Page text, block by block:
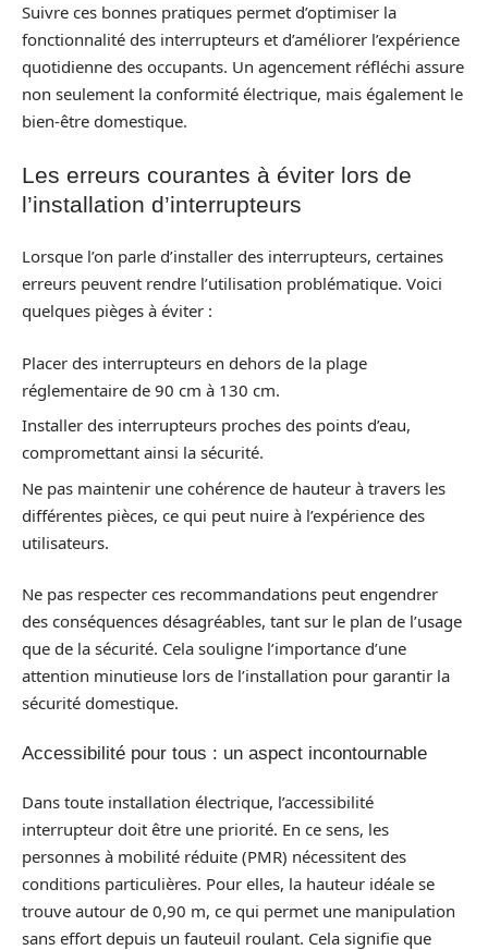
Suivre ces bonnes pratiques permet d’optimiser la
fonctionnalité des interrupteurs et d’améliorer l’expérience
quotidienne des occupants. Un agencement réfléchi assure
non seulement la conformité électrique, mais également le
bien-être domestique.
Les erreurs courantes à éviter lors de
l’installation d’interrupteurs
Lorsque l’on parle d’installer des interrupteurs, certaines
erreurs peuvent rendre l’utilisation problématique. Voici
quelques pièges à éviter :
Placer des interrupteurs en dehors de la plage
réglementaire de 90 cm à 130 cm.
Installer des interrupteurs proches des points d’eau,
compromettant ainsi la sécurité.
Ne pas maintenir une cohérence de hauteur à travers les
différentes pièces, ce qui peut nuire à l’expérience des
utilisateurs.
Ne pas respecter ces recommandations peut engendrer
des conséquences désagréables, tant sur le plan de l’usage
que de la sécurité. Cela souligne l’importance d’une
attention minutieuse lors de l’installation pour garantir la
sécurité domestique.
Accessibilité pour tous : un aspect incontournable
Dans toute installation électrique, l’accessibilité
interrupteur doit être une priorité. En ce sens, les
personnes à mobilité réduite (PMR) nécessitent des
conditions particulières. Pour elles, la hauteur idéale se
trouve autour de 0,90 m, ce qui permet une manipulation
sans effort depuis un fauteuil roulant. Cela signifie que